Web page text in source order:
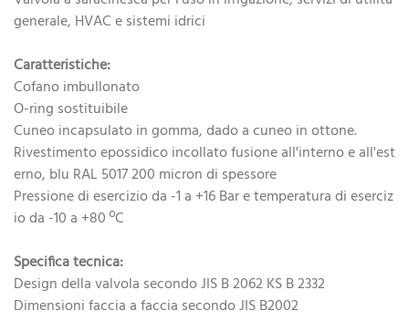
generale, HVAC e sistemi idrici
Caratteristiche:
Cofano imbullonato
O-ring sostituibile
Cuneo incapsulato in gomma, dado a cuneo in ottone.
Rivestimento epossidico incollato fusione all'interno e all'est
erno, blu RAL 5017 200 micron di spessore
Pressione di esercizio da -1 a +16 Bar e temperatura di eserciz
io da -10 a +80 ºC
Specifica tecnica:
Design della valvola secondo JIS B 2062 KS B 2332
Dimensioni faccia a faccia secondo JIS B2002